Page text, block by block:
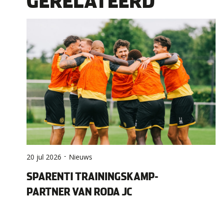
20 jul 2026 - Nieuws
SPARENTI TRAININGSKAMP-
PARTNER VAN RODA JC